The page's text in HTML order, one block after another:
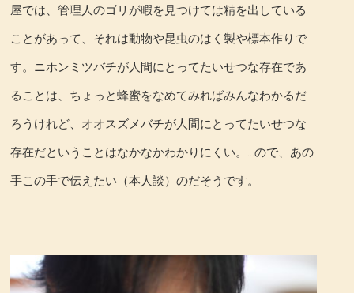
屋では、管理人のゴリが暇を見つけては精を出している
ことがあって、それは動物や昆虫のはく製や標本作りで
す。ニホンミツバチが人間にとってたいせつな存在であ
ることは、ちょっと蜂蜜をなめてみればみんなわかるだ
ろうけれど、オオスズメバチが人間にとってたいせつな
存在だということはなかなかわかりにくい。…ので、あの
手この手で伝えたい（本人談）のだそうです。